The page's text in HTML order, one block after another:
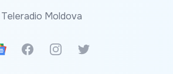
Teleradio Moldova
News
FacebookInstagramTwitter